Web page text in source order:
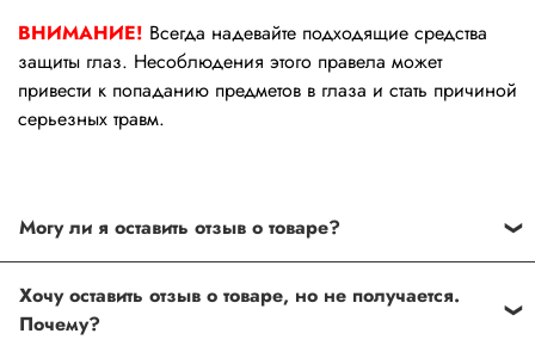
ВНИМАНИЕ! Всегда надевайте подходящие средства
защиты глаз. Несоблюдения этого правела может
привести к попаданию предметов в глаза и стать причиной
серьезных травм.
Могу ли я оставить отзыв о товаре?
специальное поле, где Вы можете оставить свой отзыв.
Также Вы можете присвоить товару от одной до пяти
Хочу оставить отзыв о товаре, но не получается.
Почему?